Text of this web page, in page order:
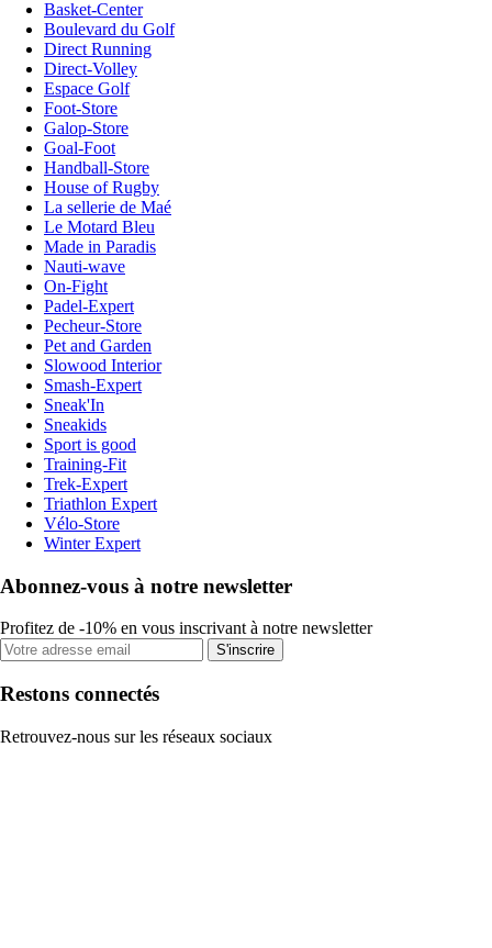
Basket-Center
Boulevard du Golf
Direct Running
Direct-Volley
Espace Golf
Foot-Store
Galop-Store
Goal-Foot
Handball-Store
House of Rugby
La sellerie de Maé
Le Motard Bleu
Made in Paradis
Nauti-wave
On-Fight
Padel-Expert
Pecheur-Store
Pet and Garden
Slowood Interior
Smash-Expert
Sneak'In
Sneakids
Sport is good
Training-Fit
Trek-Expert
Triathlon Expert
Vélo-Store
Winter Expert
Abonnez-vous à notre newsletter
Profitez de -10% en vous inscrivant à notre newsletter
S'inscrire
Restons connectés
Retrouvez-nous sur les réseaux sociaux